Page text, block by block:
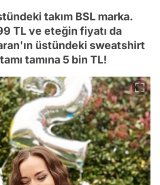
takım BSL marka.
TL ve eteğin fiyatı da
üstündeki sweatshirt
tamına 5 bin TL!